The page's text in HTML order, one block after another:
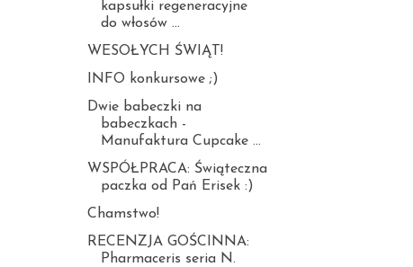
kapsułki regeneracyjne
do włosów ...
WESOŁYCH ŚWIĄT!
INFO konkursowe ;)
Dwie babeczki na
babeczkach -
Manufaktura Cupcake ...
WSPÓŁPRACA: Świąteczna
paczka od Pań Erisek :)
Chamstwo!
RECENZJA GOŚCINNA:
Pharmaceris seria N.